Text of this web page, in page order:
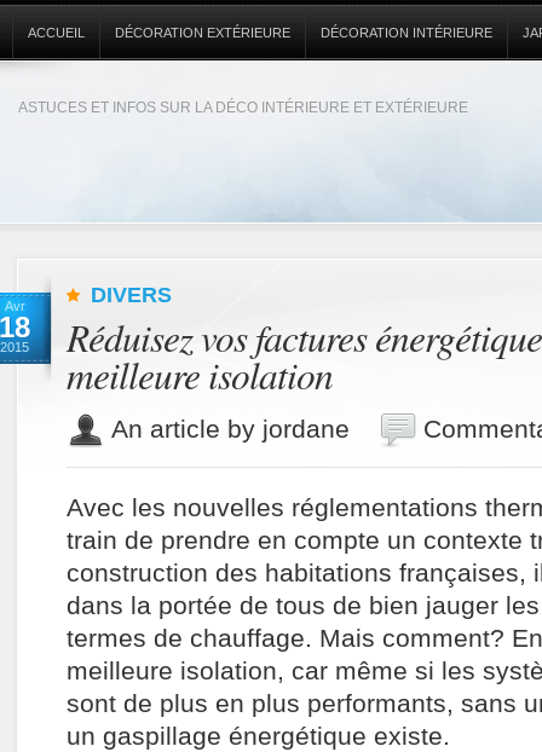
ASTUCES ET INFOS SUR LA DÉCO INTÉRIEURE ET EXTÉRIEURE
ACCUEIL DÉCORATION EXTÉRIEURE DÉCORATION INTÉRIEURE
Avr
18
2015
DIVERS
Réduisez vos factures
meilleure isolation
An article by jordane
Avec les nouvelles réglementations
train de prendre en compte un contexte
construction des habitations françaises,
dans la portée de tous de bien jauger
termes de chauffage. Mais comment?
meilleure isolation, car même si les
sont de plus en plus performants, sans
un gaspillage énergétique existe.